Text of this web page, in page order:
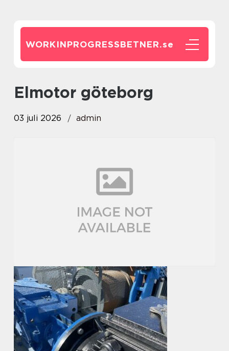
WORKINPROGRESSBETNER.se
elmotor göteborg
03 juli 2026 admin